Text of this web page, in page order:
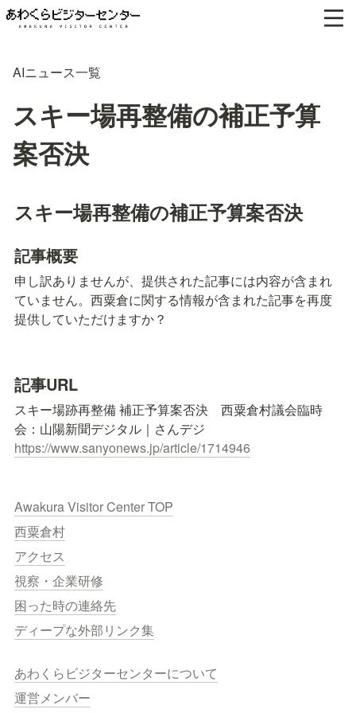
AIニュース一覧
スキー場再整備の補正予算
案否決
スキー場再整備の補正予算案否決
記事概要
申し訳ありませんが、提供された記事には内容が含まれ
ていません。西粟倉に関する情報が含まれた記事を再度
提供していただけますか？
記事URL
スキー場跡再整備 補正予算案否決　西粟倉村議会臨時
https://www.sanyonews.jp/article/1714946
Awakura Visitor Center TOP
西粟倉村
アクセス
視察・企業研修
困った時の連絡先
ディープな外部リンク集
あわくらビジターセンターについて
運営メンバー